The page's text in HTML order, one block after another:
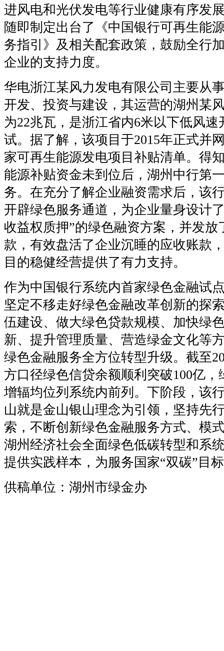
进风电和光伏发电等行业健康有序发
随即制定出台了《中国银行可再生能
务指引》及相关配套政策，鼓励全行
企业的支持力度。
华电浙江某风力发电有限公司主要从
开发、投资与建设，其运营的湖州某
为22兆瓦，是浙江省内6米以下低风速
试。据了解，该项目于2015年正式并
家可再生能源发电项目补贴清单。得
能源补贴资金未到位后，湖州中行第
务。在充分了解企业融资需求后，该
开辟绿色服务通道，为企业量身设计
收益权质押”的绿色融资方案，并发放
款，有效盘活了企业沉睡的应收账款
目的稳健经营提供了有力支持。
作为中国银行系统内首家绿色金融试
坚定不移走好绿色金融改革创新的探
伍建设、做大绿色贷款规模、加快绿
新、提升管理质量、营造绿金文化等
绿色金融服务全方位转型升级。截至
方口径绿色信贷余额顺利突破100亿，
增辐均位列系统内前列。下阶段，该
山就是金山银山理念为引领，坚持先
索，不断创新绿色金融服务方式、模
湖州经济社会全面绿色低碳转型和系
提供实践样本，为服务国家“双碳” 目
供稿单位：湖州市绿金办